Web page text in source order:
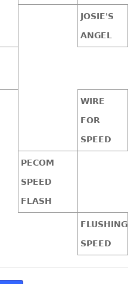
JOSIE'S
ANGEL
WIRE
FOR
SPEED
PECOM
SPEED
FLASH
FLUSHING
SPEED